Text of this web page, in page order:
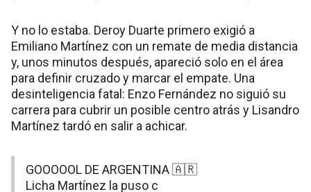
Y no lo estaba. Deroy Duarte primero exigió a
Emiliano Martínez con un remate de media distancia
y, unos minutos después, apareció solo en el área
para definir cruzado y marcar el empate. Una
desinteligencia fatal: Enzo Fernández no siguió su
carrera para cubrir un posible centro atrás y Lisandro
Martínez tardó en salir a achicar.
GOOOOOL DE ARGENTINA 🇦🇷
Licha Martínez la puso c